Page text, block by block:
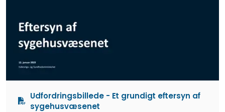
Udfordringsbillede - Et grundigt eftersyn af
sygehusvæsenet